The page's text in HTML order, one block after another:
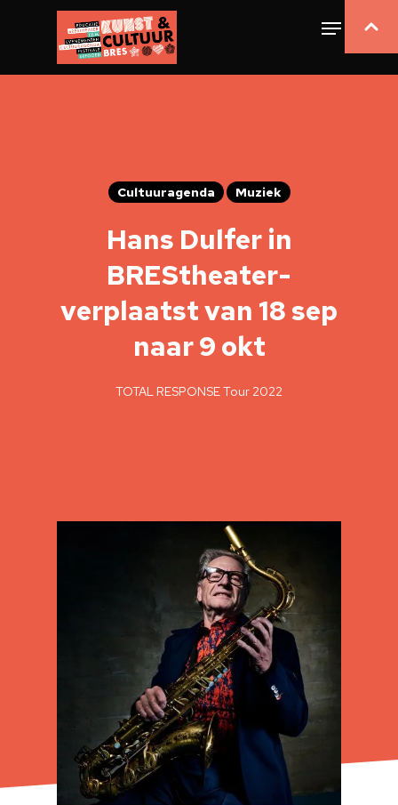
Cultuuragenda Muziek
Hans Dulfer in
BREStheater-
verplaatst van 18 sep
naar 9 okt
TOTAL RESPONSE Tour 2022